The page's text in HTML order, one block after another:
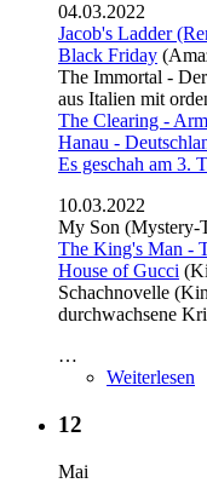
04.03.2022
Jacob's Ladder
Black Friday
The Immortal -
aus Italien mit
The Clearing -
Hanau -
Es geschah am 3.
10.03.2022
My Son (Mystery-
The King's Man -
House of Gucci
Schachnovelle
durchwachsene
…
Weiterlesen
12
Mai